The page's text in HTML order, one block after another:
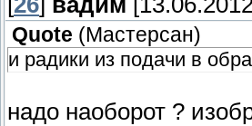
Quote (Мастерсан)
и радики из подачи в
надо наоборот ?